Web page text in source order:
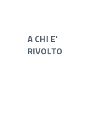
A CHI E’
RIVOLTO